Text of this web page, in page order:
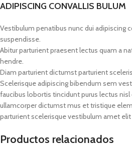
ADIPISCING CONVALLIS BULUM
Vestibulum penatibus nunc dui adipiscing
suspendisse.
Abitur parturient praesent lectus quam a
hendre.
Diam parturient dictumst parturient
Scelerisque adipiscing bibendum sem
faucibus lobortis tincidunt purus lectus
ullamcorper dictumst mus et tristique
parturient scelerisque vestibulum amet
Productos relacionados